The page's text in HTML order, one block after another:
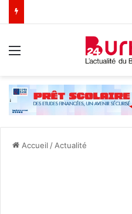
Accueil / Actualité